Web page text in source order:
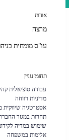
אודות
מרצה
עו"ס מומחית
תחומי עניין
עבודה סוציאלית
מדיניות רווחה
אסטרטגיה שיווקית
תחרות במגזר
שימוש במדיה
אלימות במשפחה